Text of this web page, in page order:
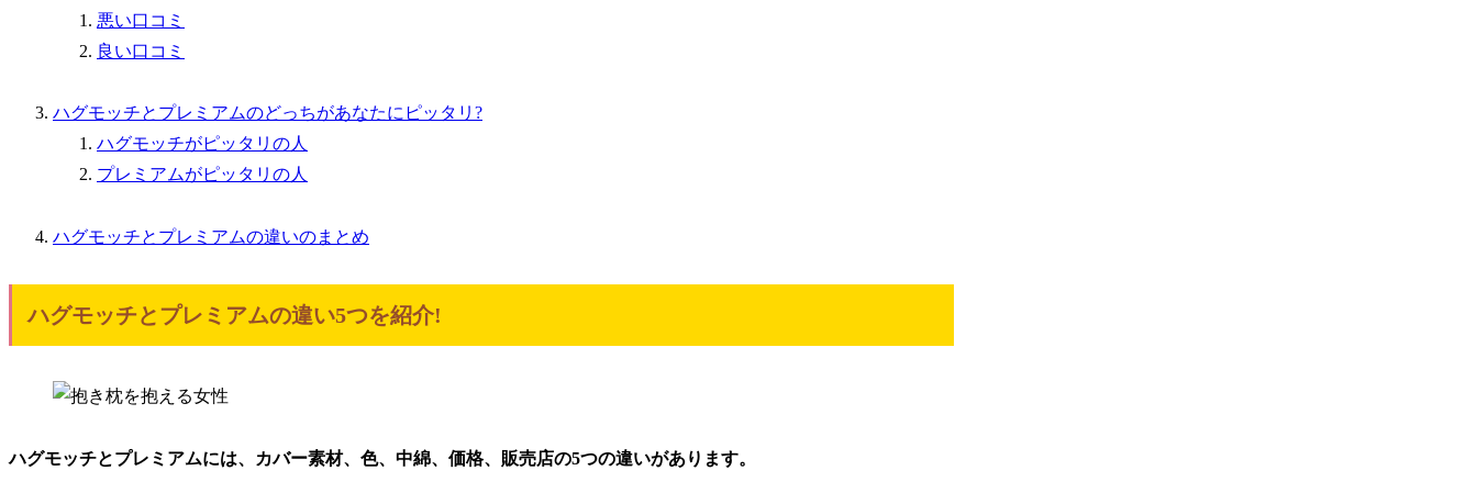
悪い口コミ
良い口コミ
ハグモッチとプレミアムのどっちがあなたにピッタリ?
ハグモッチがピッタリの人
プレミアムがピッタリの人
ハグモッチとプレミアムの違いのまとめ
ハグモッチとプレミアムの違い5つを紹介!
ハグモッチとプレミアムには、カバー素材、色、中綿、価格、販売店の5つの違いがあります。